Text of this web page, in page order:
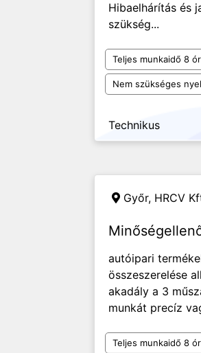
Hibaelhárítás és
szükség...
Teljes munkaidő 8
Nem szükséges
Technikus
Győr, HRCV
autóipari
összeszerelése
akadály a 3
munkát precíz
Teljes munkaidő 8